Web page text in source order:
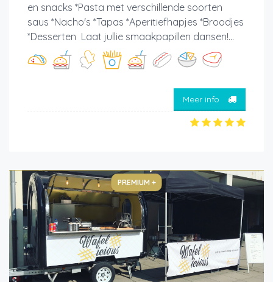
en snacks *Pasta met verschillende soorten
saus *Nacho's *Tapas *Aperitiefhapjes *Broodjes
*Desserten Laat jullie smaakpapillen dansen!...
Meer info
PREMIUM +